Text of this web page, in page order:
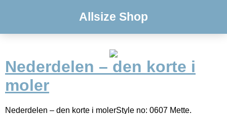
Allsize Shop
Nederdelen – den korte i
moler
Nederdelen – den korte i molerStyle no: 0607 Mette.